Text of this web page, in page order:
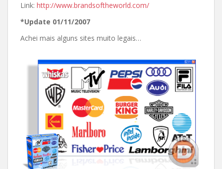
Link: http://www.brandsoftheworld.com/
*Update 01/11/2007
Achei mais alguns sites muito legais…